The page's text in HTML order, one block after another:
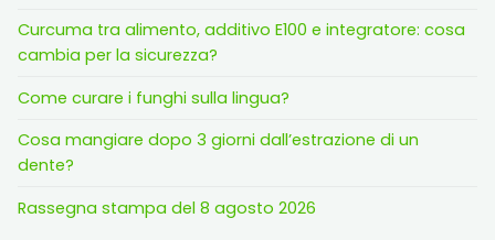
Curcuma tra alimento, additivo E100 e integratore: cosa
cambia per la sicurezza?
Come curare i funghi sulla lingua?
Cosa mangiare dopo 3 giorni dall’estrazione di un
dente?
Rassegna stampa del 8 agosto 2026